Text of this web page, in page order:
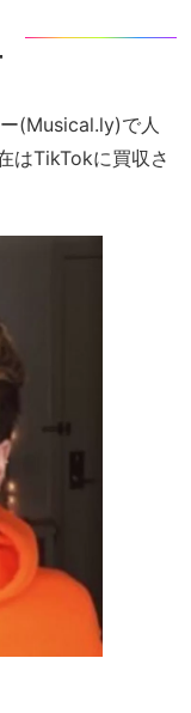
(Musical.ly)で人
はTikTokに買収さ